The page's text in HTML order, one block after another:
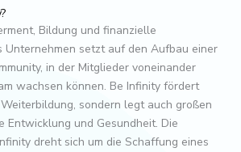
Bildung und finanzielle
Unternehmen setzt auf den Aufbau einer
in der Mitglieder voneinander
wachsen können. Be Infinity fördert
sondern legt auch großen
Entwicklung und Gesundheit. Die
dreht sich um die Schaffung eines